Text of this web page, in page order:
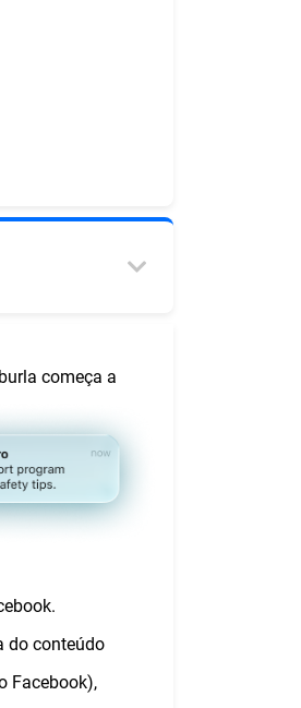
começa a
do conteúdo
Facebook),